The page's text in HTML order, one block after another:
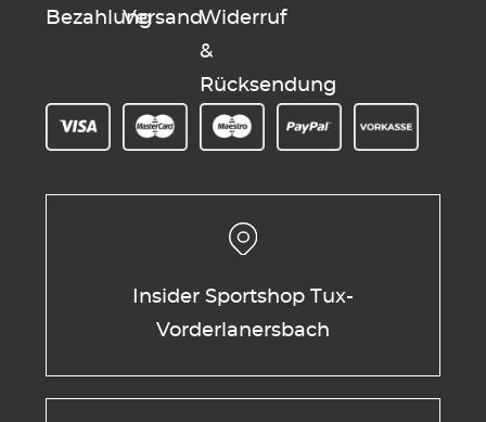
BezahlungVersandWiderruf
&
Rücksendung
Insider Sportshop Tux-
Vorderlanersbach